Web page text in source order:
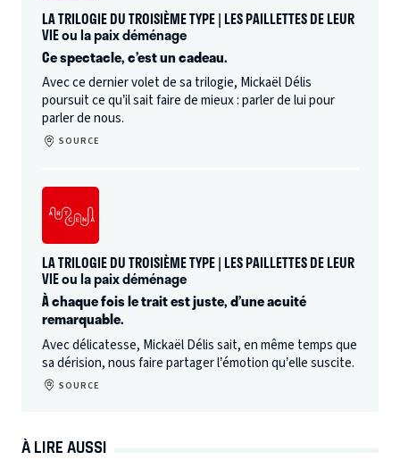
LA TRILOGIE DU TROISIÈME TYPE | LES PAILLETTES DE LEUR
VIE ou la paix déménage
Ce spectacle, c’est un cadeau.
Avec ce dernier volet de sa trilogie, Mickaël Délis
poursuit ce qu’il sait faire de mieux : parler de lui pour
parler de nous.
SOURCE
LA TRILOGIE DU TROISIÈME TYPE | LES PAILLETTES DE LEUR
VIE ou la paix déménage
À chaque fois le trait est juste, d’une acuité
remarquable.
Avec délicatesse, Mickaël Délis sait, en même temps que
sa dérision, nous faire partager l’émotion qu’elle suscite.
SOURCE
À LIRE AUSSI